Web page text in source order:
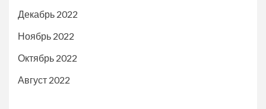
Декабрь 2022
Ноябрь 2022
Октябрь 2022
Август 2022